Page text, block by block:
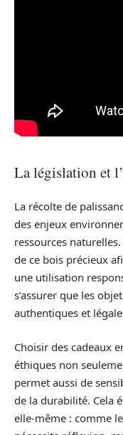
La législation et
La récolte de
des enjeux
ressources
de ce bois précieux
une utilisation
s’assurer que les
authentiques et
Choisir des cadeaux
éthiques non
permet aussi de
de la durabilité. Cela
elle-même : comme